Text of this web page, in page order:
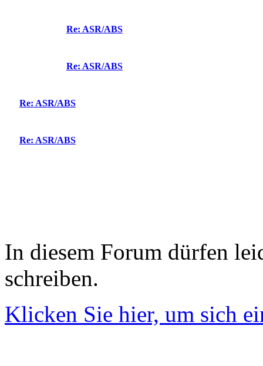
Re: ASR/ABS
Re: ASR/ABS
Re: ASR/ABS
Re: ASR/ABS
In diesem Forum dürfen
schreiben.
Klicken Sie hier, um sich